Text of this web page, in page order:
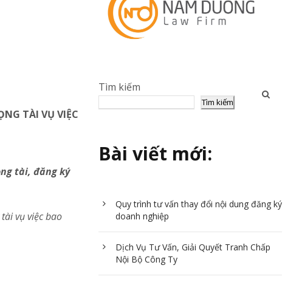
TÀI VỤ VIỆC
tài, đăng ký
vụ việc bao
Tìm kiếm
Tìm kiếm
Bài viết mới:
Quy trình tư vấn thay đổi nội dung đăng ký
doanh nghiệp
Dịch Vụ Tư Vấn, Giải Quyết Tranh Chấp
Nội Bộ Công Ty